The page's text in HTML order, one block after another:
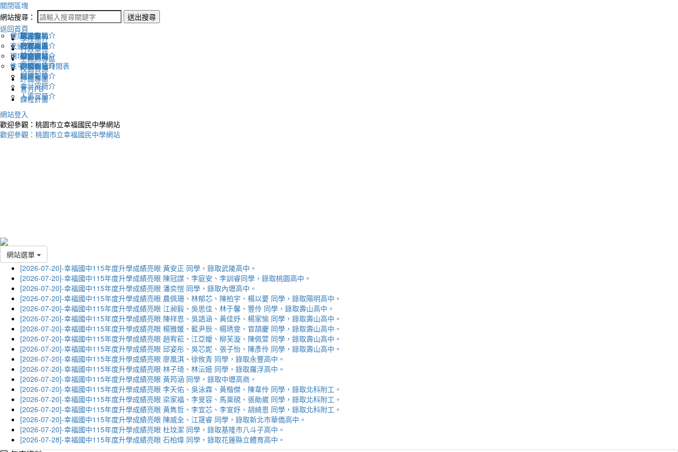
關閉區塊
網站搜尋：
送出搜尋
返回首頁
學校簡介
認識幸福
地理位置
英文網站
幸福相簿
媒體報導
行政單位
校長室簡介
教務處簡介
學務處簡介
總務處簡介
輔導室簡介
會計室簡介
人事室簡介
生親師專區
新生專區
升學專區
圖書館藏
學校作息時間表
校園資源
電子報
下載列表
評鑑專區
健康促進
交通安全
環境教育
性平教育
官方FB
課程計畫
網站登入
歡迎參觀：桃園市立幸福國民中學網站
歡迎參觀：桃園市立幸福國民中學網站
網站選單
[2026-07-20]-幸福國中115年度升學成績亮眼 黃安正 同學，錄取武陵高中。
[2026-07-20]-幸福國中115年度升學成績亮眼 陳冠謀、李庭安、李訓睿同學，錄取桃園高中。
[2026-07-20]-幸福國中115年度升學成績亮眼 潘奕愷 同學，錄取內壢高中。
[2026-07-20]-幸福國中115年度升學成績亮眼 農佩珊、林郁芯、陳柏宇、楊以薆 同學，錄取陽明高中。
[2026-07-20]-幸福國中115年度升學成績亮眼 江昶毅、吳思佳、林于馨、豐伶 同學，錄取壽山高中。
[2026-07-20]-幸福國中115年度升學成績亮眼 陳祥恩、吳語涵、黃佳妤、楊家愉 同學，錄取壽山高中。
[2026-07-20]-幸福國中115年度升學成績亮眼 楊雅媛、藍尹辰、楊琇雯、官頡慶 同學，錄取壽山高中。
[2026-07-20]-幸福國中115年度升學成績亮眼 趙宥菘、江亞嬡、柳芙漩、陳佩萱 同學，錄取壽山高中。
[2026-07-20]-幸福國中115年度升學成績亮眼 邱姿彤、吳芯妮、張子怡、陳彥伶 同學，錄取壽山高中。
[2026-07-20]-幸福國中115年度升學成績亮眼 廖凰淇、徐攸青 同學，錄取永豐高中。
[2026-07-20]-幸福國中115年度升學成績亮眼 林子琦、林沄嬨 同學，錄取羅浮高中。
[2026-07-20]-幸福國中115年度升學成績亮眼 黃筠涵 同學，錄取中壢高商。
[2026-07-20]-幸福國中115年度升學成績亮眼 李天佑、吳泳霖、黃楷傑、陳韋伶 同學，錄取北科附工。
[2026-07-20]-幸福國中115年度升學成績亮眼 梁家福、李旻容、馬稟硯、張勛崴 同學，錄取北科附工。
[2026-07-20]-幸福國中115年度升學成績亮眼 黃雋哲、李宜芯、李宣妤、胡綺恩 同學，錄取北科附工。
[2026-07-20]-幸福國中115年度升學成績亮眼 陳威全、江晟睿 同學，錄取新北市華僑高中。
[2026-07-20]-幸福國中115年度升學成績亮眼 杜玟潔 同學，錄取基隆市八斗子高中。
[2026-07-28]-幸福國中115年度升學成績亮眼 石柏煒 同學，錄取花蓮縣立體育高中。